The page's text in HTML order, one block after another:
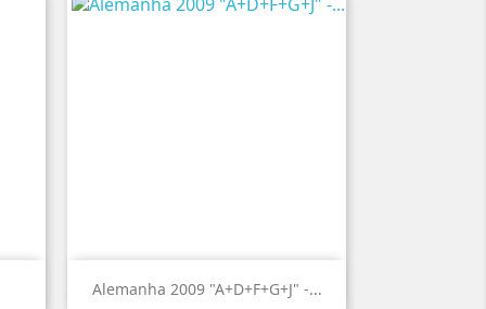
Alemanha 2009 "A+D+F+G+J" -...
 Vista rápida